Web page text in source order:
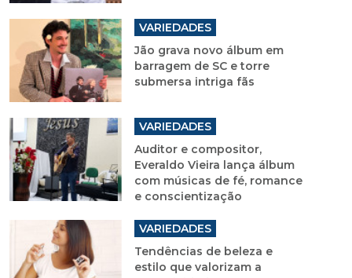
VARIEDADES
Jão grava novo álbum em
barragem de SC e torre
submersa intriga fãs
VARIEDADES
Auditor e compositor,
Everaldo Vieira lança álbum
com músicas de fé, romance
e conscientização
VARIEDADES
Tendências de beleza e
estilo que valorizam a